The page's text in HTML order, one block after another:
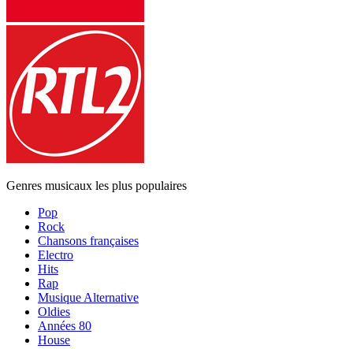
Genres musicaux les plus populaires
Pop
Rock
Chansons françaises
Electro
Hits
Rap
Musique Alternative
Oldies
Années 80
House